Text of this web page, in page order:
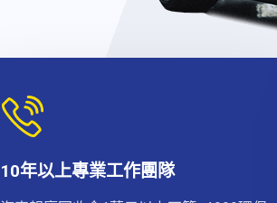
10年以上專業工作團隊